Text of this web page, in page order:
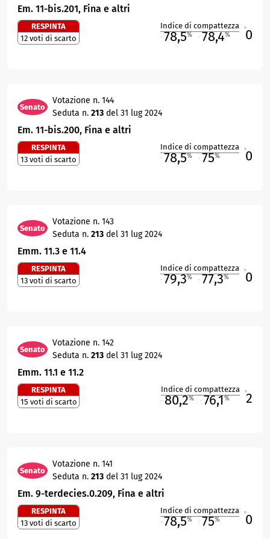
Em. 11-bis.201, Fina e altri
RESPINTA
12 voti di scarto
Indice di compattezza
78,5% 78,4% 0
Senato
Votazione n. 144
Seduta n. 213 del 31 lug 2024
Em. 11-bis.200, Fina e altri
RESPINTA
13 voti di scarto
Indice di compattezza
78,5% 75% 0
Senato
Votazione n. 143
Seduta n. 213 del 31 lug 2024
Emm. 11.3 e 11.4
RESPINTA
13 voti di scarto
Indice di compattezza
79,3% 77,3% 0
Senato
Votazione n. 142
Seduta n. 213 del 31 lug 2024
Emm. 11.1 e 11.2
RESPINTA
15 voti di scarto
Indice di compattezza
80,2% 76,1% 2
Senato
Votazione n. 141
Seduta n. 213 del 31 lug 2024
Em. 9-terdecies.0.209, Fina e altri
RESPINTA
13 voti di scarto
Indice di compattezza
78,5% 75% 0